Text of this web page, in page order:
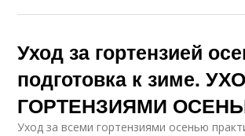
Уход за гортензией
подготовка к зиме.
ГОРТЕНЗИЯМИ
Уход за всеми гортензиями осенью